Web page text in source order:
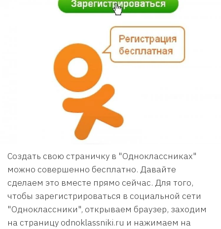
Создать свою страничку в "Одноклассниках"
можно совершенно бесплатно. Давайте
сделаем это вместе прямо сейчас. Для того,
чтобы зарегистрироваться в социальной сети
"Одноклассники", открываем браузер, заходим
на страницу odnoklassniki.ru и нажимаем на